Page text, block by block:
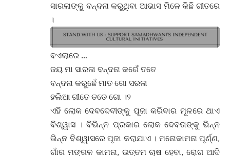
ସାରଳାଙ୍କୁ ବନ୍ଦନା କରୁଥିବା ଆଭାସ ମିଳେ କିଛି ଗୀତରେ
।
ବଏଲାରେ …
ଜୟ ମା ସାରଳା ବନ୍ଦନା କରେଁ ତତେ
ବନ୍ଦନା କରୁଛେଁ ମାତ ଗୋ ସରଳା
ହଲିଆ ଗୀତେ ତତେ ଗୋ ।୨
ଏହି ଲୋକ ଦେବଦେବୀଙ୍କୁ ପୂଜା କରିବାର ମୂଳରେ ଥାଏ
ବିଶ୍ୱାସ । ବିଭିନ୍ନ ପ୍ରକାର ଲୋକ ଦେବତାଙ୍କୁ ଭିନ୍ନ
ଭିନ୍ନ ବିଶ୍ୱାସରେ ପୂଜା କରାଯାଏ । ମନୋକାମନା ପୂର୍ଣ୍ଣ,
ଗାଁର ମଙ୍ଗଳ କାମନା, ଉତ୍ତମ ଚାଷ ହେବା, ରୋଗ ଆଦି